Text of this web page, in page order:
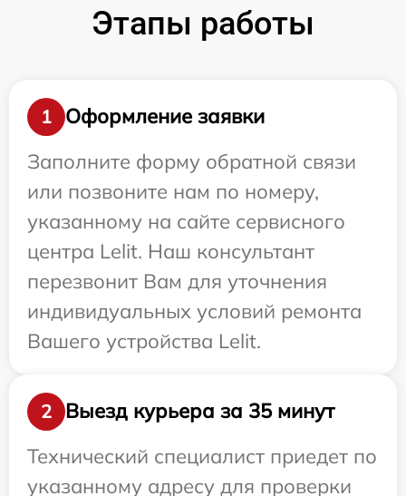
Этапы работы
1
Оформление заявки
Заполните форму обратной связи
или позвоните нам по номеру,
указанному на сайте сервисного
центра Lelit. Наш консультант
перезвонит Вам для уточнения
индивидуальных условий ремонта
Вашего устройства Lelit.
2
Выезд курьера за 35 минут
Технический специалист приедет по
указанному адресу для проверки